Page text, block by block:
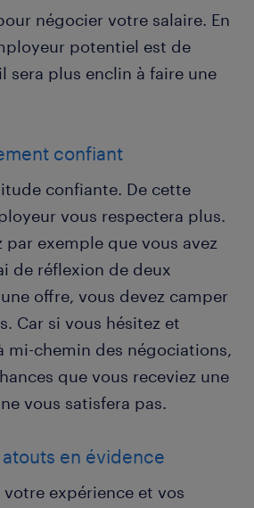
négocier votre salaire. En
potentiel est de
sera plus enclin à faire une
confiant
confiante. De cette
vous respectera plus.
par exemple que vous avez
de réflexion de deux
offre, vous devez camper
Car si vous hésitez et
mi-chemin des négociations,
que vous receviez une
vous satisfera pas.
en évidence
expérience et vos